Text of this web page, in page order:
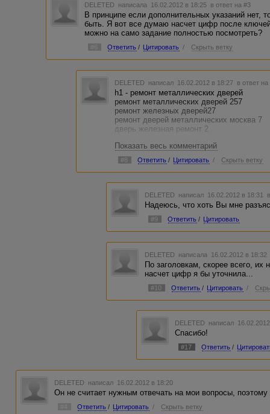
DELETED написала 16.02.2012 в 18:25 в ответ на #3
В принципе если дополнительных указаний нет,
быть. Я вот все думаю насчет цифр после
можно на само задание полностью посмотреть?
#6 Ответить / Цитировать / Скрыть ветку
DELETED написал 16.02.2012 в 18:27 в ответ на
h1 - ремонт металлических дверей
ремонт металлических дверей 257
ремонт железных дверей27
ремонт дверей металлических москва 7
дверь железная ремонт 2
h2 - ремонт металлических дверей в
ремонт металлических дверей в
ремонт стальных дверей 48
ремонт входных металлических дверей 8
Рассказать потенциальному клиенту,
дверная-сервисная служба, выполним
Также напомнить, что помимо ремонта
оказываются услуги по отделке и
использовать как пронумерованные,
лице сотрудника сервиса)
Уникальность всего текста не меньше
Да, Вы правы, цифры смущают.
Показать весь комментарий
#8 Ответить / Цитировать / Скрыть ветку
DELETED написал 16.02.2012 в 18:31
Надеюсь, что хоть Вы мне
#9 Ответить / Цитировать
DELETED написала 16.02.2012 в
По заголовкам, скорее всего, их
насчет цифр я бы уточнила...
#10 Ответить / Цитировать /
DELETED написал
Спасибо!
#17 Ответить /
DELETED написал 16.02.2012 в 18:20
Он не считает нужным отвечать на мои вопросы, поэтому
Ответить / Цитировать / Скрыть ветку